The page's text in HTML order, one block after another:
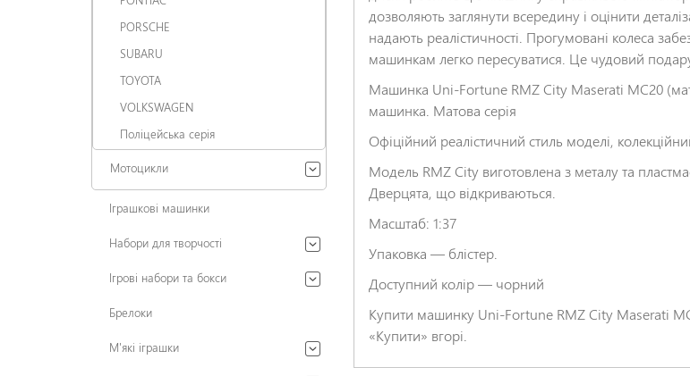
дозволяють заглянути всередину і оцінити
надають реалістичності. Прогумовані колеса
машинкам легко пересуватися. Це чудовий
Машинка Uni-Fortune RMZ City Maserati MC20
машинка. Матова серія
Офіційний реалістичний стиль моделі,
Модель RMZ City виготовлена з металу та
Дверцята, що відкриваються.
Масштаб: 1:37
Упаковка — блістер.
Доступний колір — чорний
Купити машинку Uni-Fortune RMZ City Maserati
«Купити» вгорі.
*
Відгук
PORSCHE
SUBARU
TOYOTA
VOLKSWAGEN
Поліцейська серія
Мотоцикли
Іграшкові машинки
Набори для творчості
Ігрові набори та бокси
Брелоки
М'які іграшки